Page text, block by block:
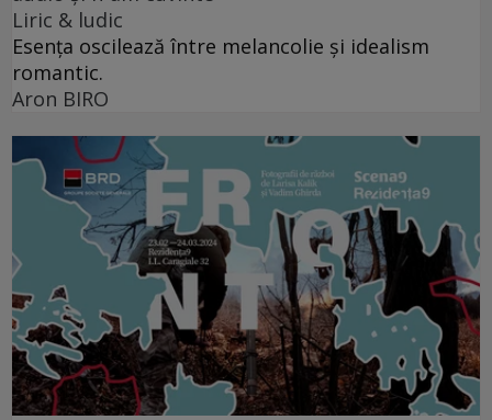
Liric & ludic
Esența oscilează între melancolie și idealism
romantic.
Aron BIRO